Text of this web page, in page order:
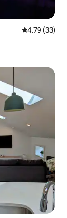
Calificación
4.79 (33)